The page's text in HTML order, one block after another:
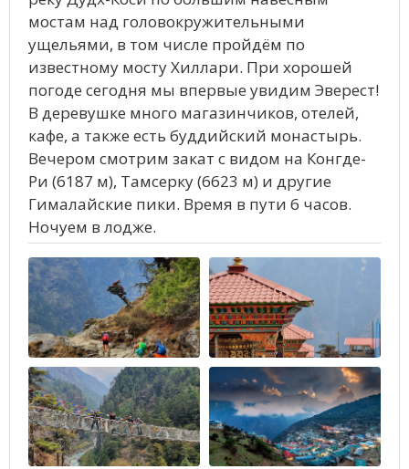
мостам над головокружительными
ущельями, в том числе пройдём по
известному мосту Хиллари. При хорошей
погоде сегодня мы впервые увидим Эверест!
В деревушке много магазинчиков, отелей,
кафе, а также есть буддийский монастырь.
Вечером смотрим закат с видом на Конгде-
Ри (6187 м), Тамсерку (6623 м) и другие
Гималайские пики. Время в пути 6 часов.
Ночуем в лодже.